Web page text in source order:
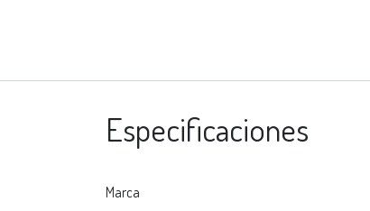
Especificaciones
Marca